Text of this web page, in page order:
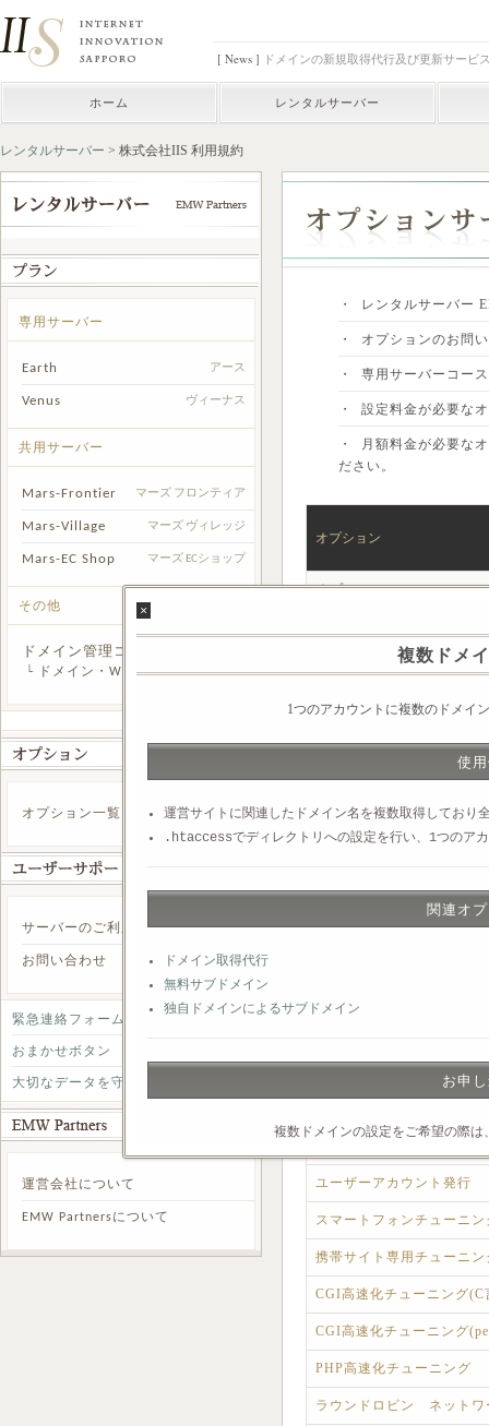
[ News ] ドメインの新規取得代行及び更新サービ
ホーム レンタルサーバー
レンタルサーバー > 株式会社IIS 利用規約
専用サーバー
Earth アース
Venus ヴィーナス
共用サーバー
Mars-Frontier マーズ フロンティア
Mars-Village マーズ ヴィレッジ
Mars-EC Shop マーズ ECショップ
その他
ドメイン管理コース
└ ドメイン・Whois検索
オプション一覧
サーバーのご利用方法
お問い合わせ
緊急連絡フォーム
おまかせボタン
大切なデータを守る為に
運営会社について
EMW Partnersについて
・ レンタルサーバー
・ オプションのお問
・ 専用サーバーコー
・ 設定料金が必要な
・ 月額料金が必要な
ださい。
オプション
オプション
おまかせボタン
各種ソフトウェアインス
無料サブドメイン
弊社提携レジストラへの
メール転送サービス
ユーザーアカウント発行
スマートフォンチューニン
携帯サイト専用チューニン
CGI高速化チューニング(C
CGI高速化チューニング
PHP高速化チューニング
ラウンドロビン ネットワ
×
複数ドメ
1つのアカウントに複数のドメイ
使
運営サイトに関連したドメイン名を複数取得しており
.htaccessでディレクトリへの設定を行い、1つのア
関連オ
ドメイン取得代行
無料サブドメイン
独自ドメインによるサブドメイン
お申
複数ドメインの設定をご希望の際
追加するアカウント名
お問い合わせフォーム・おま